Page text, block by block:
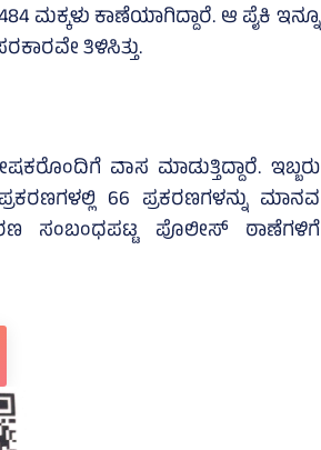
ಮಕ್ಕಳು ಕಾಣೆಯಾಗಿದ್ದಾರೆ. ಆ ಪೈಕಿ ಇನ್ನೂ
ತಿಳಿಸಿತ್ತು.
ವಾಸ ಮಾಡುತ್ತಿದ್ದಾರೆ. ಇಬ್ಬರು
66 ಪ್ರಕರಣಗಳನ್ನು ಮಾನವ
ಸಂಬಂಧಪಟ್ಟ ಪೊಲೀಸ್‌ ಠಾಣೆಗಳಿಗೆ